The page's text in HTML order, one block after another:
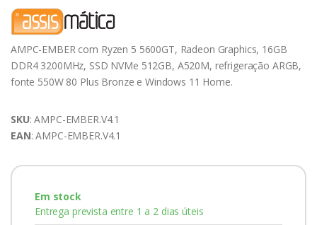
AMPC-EMBER com Ryzen 5 5600GT, Radeon Graphics, 16GB
DDR4 3200MHz, SSD NVMe 512GB, A520M, refrigeração ARGB,
fonte 550W 80 Plus Bronze e Windows 11 Home.
SKU: AMPC-EMBER.V4.1
EAN: AMPC-EMBER.V4.1
Em stock
Entrega prevista entre 1 a 2 dias úteis